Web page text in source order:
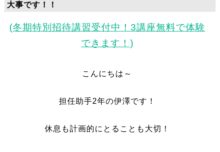
大事です！！
(冬期特別招待講習受付中！3講座無料で体験
できます！)
こんにちは～
担任助手2年の伊澤です！
休息も計画的にとることも大切！